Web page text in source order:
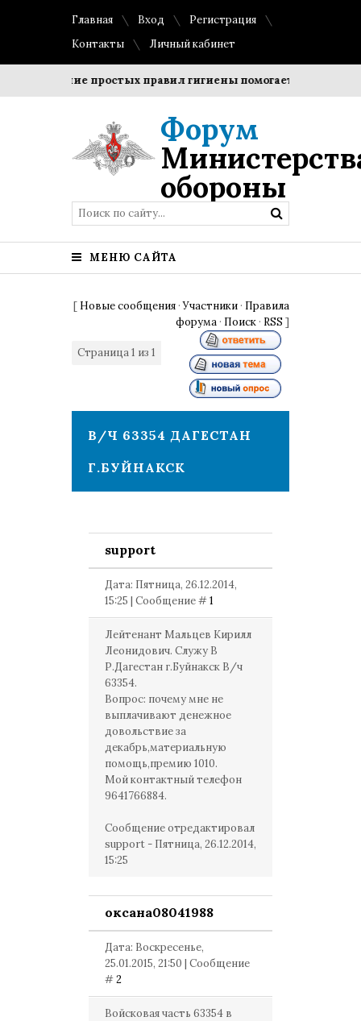
Главная Вход
Регистрация
Контакты
Личный кабинет
Соблюдение простых правил гигиены помогает
Форум
обороны
МЕНЮ САЙТА
[ Новые сообщения ·Участники · Правила
форума · Поиск · RSS ]
Страница1 из 1
В/Ч 63354 ДАГЕСТАН
Г.БУЙНАКСК
support
Дата: Пятница, 26.12.2014,
15:25 | Сообщение #1
Лейтенант Мальцев Кирилл
Леонидович. Служу В
Р.Дагестан г.Буйнакск В/ч
63354.
Вопрос: почему мне не
выплачивают денежное
довольствие за
декабрь,материальную
помощь,премию 1010.
Мой контактный телефон
9641766884.
Сообщение отредактировал
support - Пятница, 26.12.2014,
15:25
оксана08041988
Дата: Воскресенье,
25.01.2015, 21:50 | Сообщение
#2
Войсковая часть 63354 в